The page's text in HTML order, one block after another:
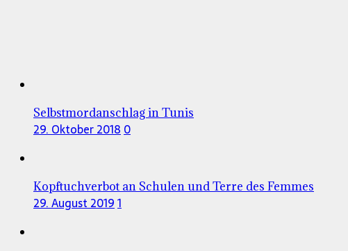
Selbstmordanschlag in Tunis
29. Oktober 2018 0
Kopftuchverbot an Schulen und Terre des Femmes
29. August 20191